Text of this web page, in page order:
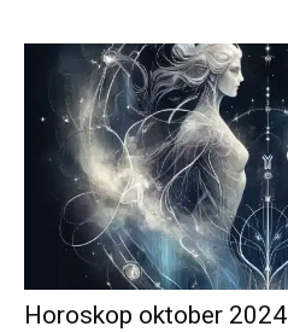
Horoskop oktober 2024